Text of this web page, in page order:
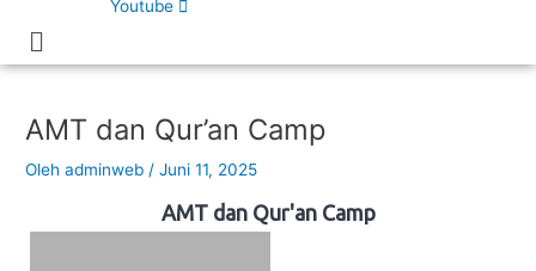
Youtube
Menu
AMT dan Qur’an Camp
Olehadminweb/Juni 11, 2025
AMT dan Qur'an Camp